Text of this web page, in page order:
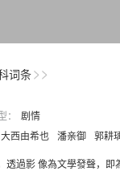
词条
：
剧情
大西由希也 潘亲御 郭耕
過影 像為文學發聲，